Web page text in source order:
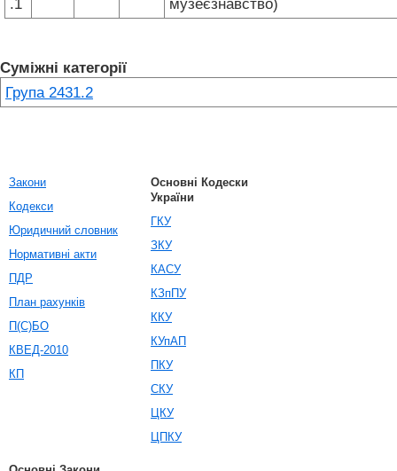
.1
музеєзнавство)
Суміжні категорії
Група 2431.2
Закони
Кодекси
Юридичний словник
Нормативні акти
ПДР
План рахунків
П(С)БО
КВЕД-2010
КП
Основні Кодески
України
ГКУ
ЗКУ
КАСУ
КЗпПУ
ККУ
КУпАП
ПКУ
СКУ
ЦКУ
ЦПКУ